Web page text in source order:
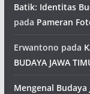
Batik: Identitas
pada Pameran
Erwantono pada
BUDAYA JAWA
Mengenal